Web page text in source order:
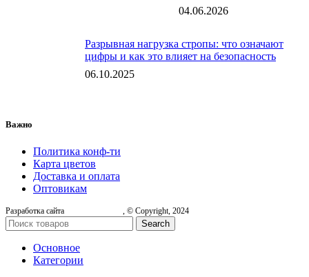
04.06.2026
Разрывная нагрузка стропы: что означают
цифры и как это влияет на безопасность
06.10.2025
Важно
Политика конф-ти
Карта цветов
Доставка и оплата
Оптовикам
Разработка сайта , © Copyright, 2024
Search
Основное
Категории